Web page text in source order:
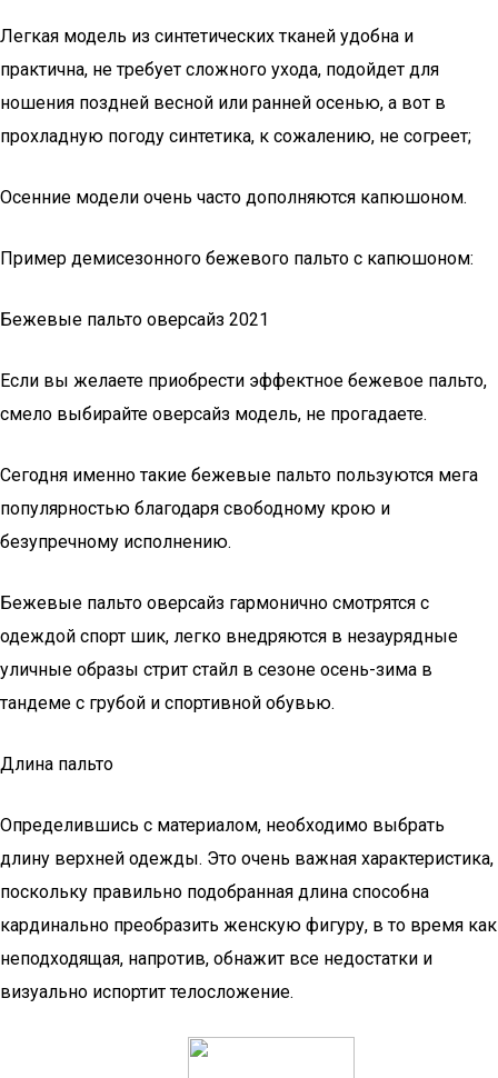
Легкая модель из синтетических тканей удобна и
практична, не требует сложного ухода, подойдет для
ношения поздней весной или ранней осенью, а вот в
прохладную погоду синтетика, к сожалению, не согреет;
Осенние модели очень часто дополняются капюшоном.
Пример демисезонного бежевого пальто с капюшоном:
Бежевые пальто оверсайз 2021
Если вы желаете приобрести эффектное бежевое пальто,
смело выбирайте оверсайз модель, не прогадаете.
Сегодня именно такие бежевые пальто пользуются мега
популярностью благодаря свободному крою и
безупречному исполнению.
Бежевые пальто оверсайз гармонично смотрятся с
одеждой спорт шик, легко внедряются в незаурядные
уличные образы стрит стайл в сезоне осень-зима в
тандеме с грубой и спортивной обувью.
Длина пальто
Определившись с материалом, необходимо выбрать
длину верхней одежды. Это очень важная характеристика,
поскольку правильно подобранная длина способна
кардинально преобразить женскую фигуру, в то время как
неподходящая, напротив, обнажит все недостатки и
визуально испортит телосложение.